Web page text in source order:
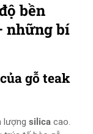
bền
những bí
gỗ teak
lượng silica cao.